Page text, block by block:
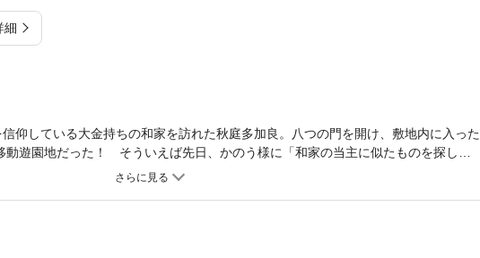
細
信仰している大金持ちの和家を訪れた秋庭多加良。八つの門を開け、敷地内に入った
動遊園地だった！ そういえば先日、かのう様に「和家の当主に似たものを探して
っけ……まさか嵌められた！？と疑う多加良。だがそのままミラーハウスへと強引